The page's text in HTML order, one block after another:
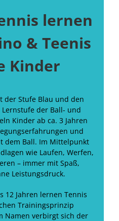
lernen
& Teenis
Kinder
der Stufe Blau und den
der Ball- und
Kinder ab ca. 3 Jahren
und
dem Ball. Im Mittelpunkt
wie Laufen, Werfen,
– immer mit Spaß,
Leistungsdruck.
12 Jahren lernen Tennis
Trainingsprinzip
Namen verbirgt sich der